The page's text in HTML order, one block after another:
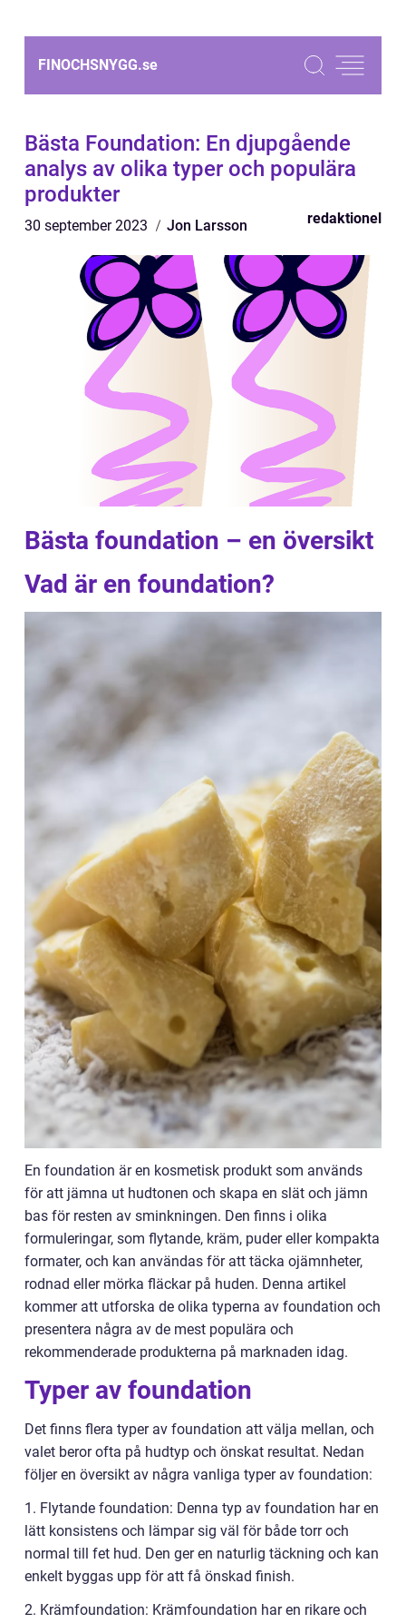
FINOCHSNYGG.se
Bästa Foundation: En djupgående
analys av olika typer och populära
produkter
30 september 2023 Jon Larsson redaktionel
Bästa foundation – en översikt
Vad är en foundation?
En foundation är en kosmetisk produkt som används
för att jämna ut hudtonen och skapa en slät och jämn
bas för resten av sminkningen. Den finns i olika
formuleringar, som flytande, kräm, puder eller kompakta
formater, och kan användas för att täcka ojämnheter,
rodnad eller mörka fläckar på huden. Denna artikel
kommer att utforska de olika typerna av foundation och
presentera några av de mest populära och
rekommenderade produkterna på marknaden idag.
Typer av foundation
Det finns flera typer av foundation att välja mellan, och
valet beror ofta på hudtyp och önskat resultat. Nedan
följer en översikt av några vanliga typer av foundation:
1. Flytande foundation: Denna typ av foundation har en
lätt konsistens och lämpar sig väl för både torr och
normal till fet hud. Den ger en naturlig täckning och kan
enkelt byggas upp för att få önskad finish.
2. Krämfoundation: Krämfoundation har en rikare och